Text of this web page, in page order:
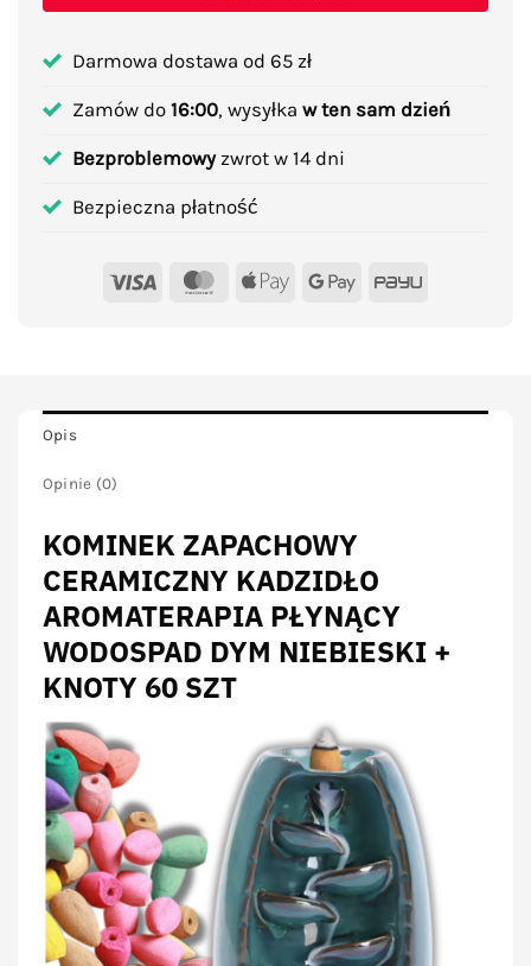
Darmowa dostawa od 65 zł
Zamów do 16:00, wysyłka w ten sam dzień
Bezproblemowyzwrot w 14 dni
Bezpieczna płatność
Visa MasterCard
Apple
Google PayU
Opis
Opinie (0)
KOMINEK ZAPACHOWY
CERAMICZNY KADZIDŁO
AROMATERAPIA PŁYNĄCY
WODOSPAD DYM NIEBIESKI +
KNOTY 60 SZT